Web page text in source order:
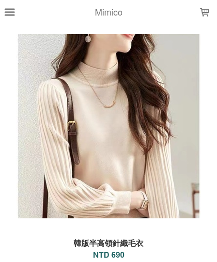
Mimico
韓版半高領針織毛衣
NTD 690